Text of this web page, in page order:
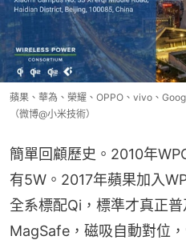
蘋果、華為、榮耀、OPPO、vivo、
（微博@小米技術）
簡單回顧歷史。2010年
有5W。2017年蘋果加入
全系標配Qi，標準才真正
MagSafe，磁吸自動對位